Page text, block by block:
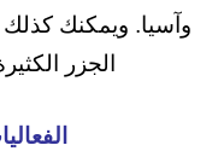
ويمكنك كذلك أن
الجزر الكثيرة وأهمها
الفعاليات في